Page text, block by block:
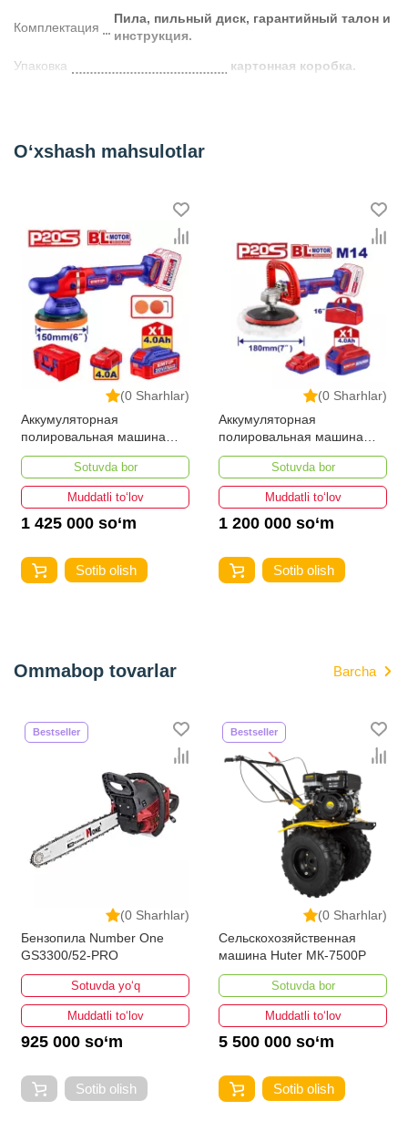
Комплектация
Пила, пильный диск, гарантийный талон и
инструкция.
Упаковка картонная коробка.
O‘xshash mahsulotlar
(0 Sharhlar)
Аккумуляторная
полировальная машина
EMTOP ELAP20158
Sotuvda bor
Muddatli to‘lov
1 425 000 so‘m
Sotib olish
(0 Sharhlar)
Аккумуляторная
полировальная машина
EMTOP ELAP20188
Sotuvda bor
Muddatli to‘lov
1 200 000 so‘m
Sotib olish
Ommabop tovarlar Barcha
(0 Sharhlar)
Bestseller
Бензопила Number One
GS3300/52-PRO
Sotuvda yo‘q
Muddatli to‘lov
925 000 so‘m
Sotib olish
(0 Sharhlar)
Bestseller
Сельскохозяйственная
машина Huter МК-7500P
Sotuvda bor
Muddatli to‘lov
5 500 000 so‘m
Sotib olish